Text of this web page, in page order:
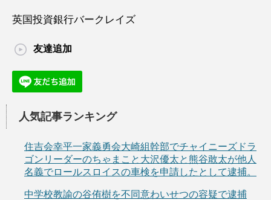
英国投資銀行バークレイズ
友達追加
人気記事ランキング
住吉会幸平一家義勇会大崎組幹部でチャイニーズドラ
ゴンリーダーのちゃまこと大沢優太と熊谷敢太が他人
名義でロールスロイスの車検を申請したとして逮捕。
中学校教諭の谷侑樹を不同意わいせつの容疑で逮捕